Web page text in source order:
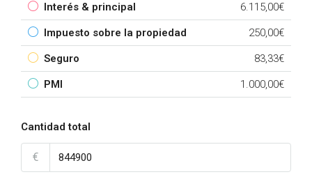
Interés & principal 6.115,00€
Impuesto sobre la propiedad 250,00€
Seguro 83,33€
PMI 1.000,00€
Cantidad total
€